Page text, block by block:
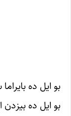
بو ایل ده
بو ایل ده بیزدن